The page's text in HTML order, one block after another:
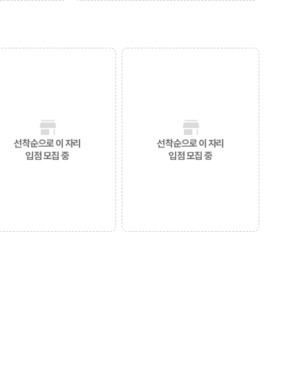
선착순으로 이 자리
입점 모집 중
선착순으로 이 자리
입점 모집 중